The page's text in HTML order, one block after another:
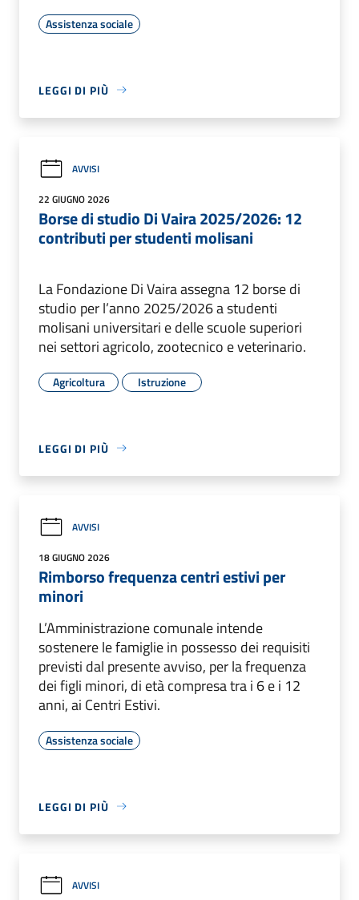
Assistenza sociale
LEGGI DI PIÙ
AVVISI
22 GIUGNO 2026
Borse di studio Di Vaira 2025/2026: 12
contributi per studenti molisani
La Fondazione Di Vaira assegna 12 borse di
studio per l’anno 2025/2026 a studenti
molisani universitari e delle scuole superiori
nei settori agricolo, zootecnico e veterinario.
Agricoltura Istruzione
LEGGI DI PIÙ
AVVISI
18 GIUGNO 2026
Rimborso frequenza centri estivi per
minori
L’Amministrazione comunale intende
sostenere le famiglie in possesso dei requisiti
previsti dal presente avviso, per la frequenza
dei figli minori, di età compresa tra i 6 e i 12
anni, ai Centri Estivi.
Assistenza sociale
LEGGI DI PIÙ
AVVISI